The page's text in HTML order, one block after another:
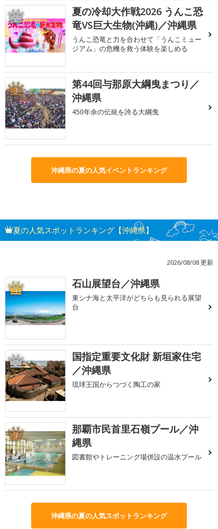
2
夏の冷却大作戦2026 うんこ恐
竜VS巨大生物(沖縄)／沖縄県
うんこ恐竜と力を合わせて「うんこミュー
ジアム」の危機を救う体験を楽しめる
3
第44回与那原大綱曳まつり／
沖縄県
450年余の伝統を誇る大綱曳
沖縄県の夏の人気イベントランキング
夏の人気スポットランキング【沖縄県】
2026/08/08 更新
1 石山展望台／沖縄県
東シナ海と太平洋がどちらも見られる展望
台
2
国指定重要文化財 新垣家住宅
／沖縄県
琉球王国からつづく陶工の家
3
那覇市民首里石嶺プール／沖
縄県
図書館やトレーニング場併設の温水プール
沖縄県の夏の人気スポットランキング